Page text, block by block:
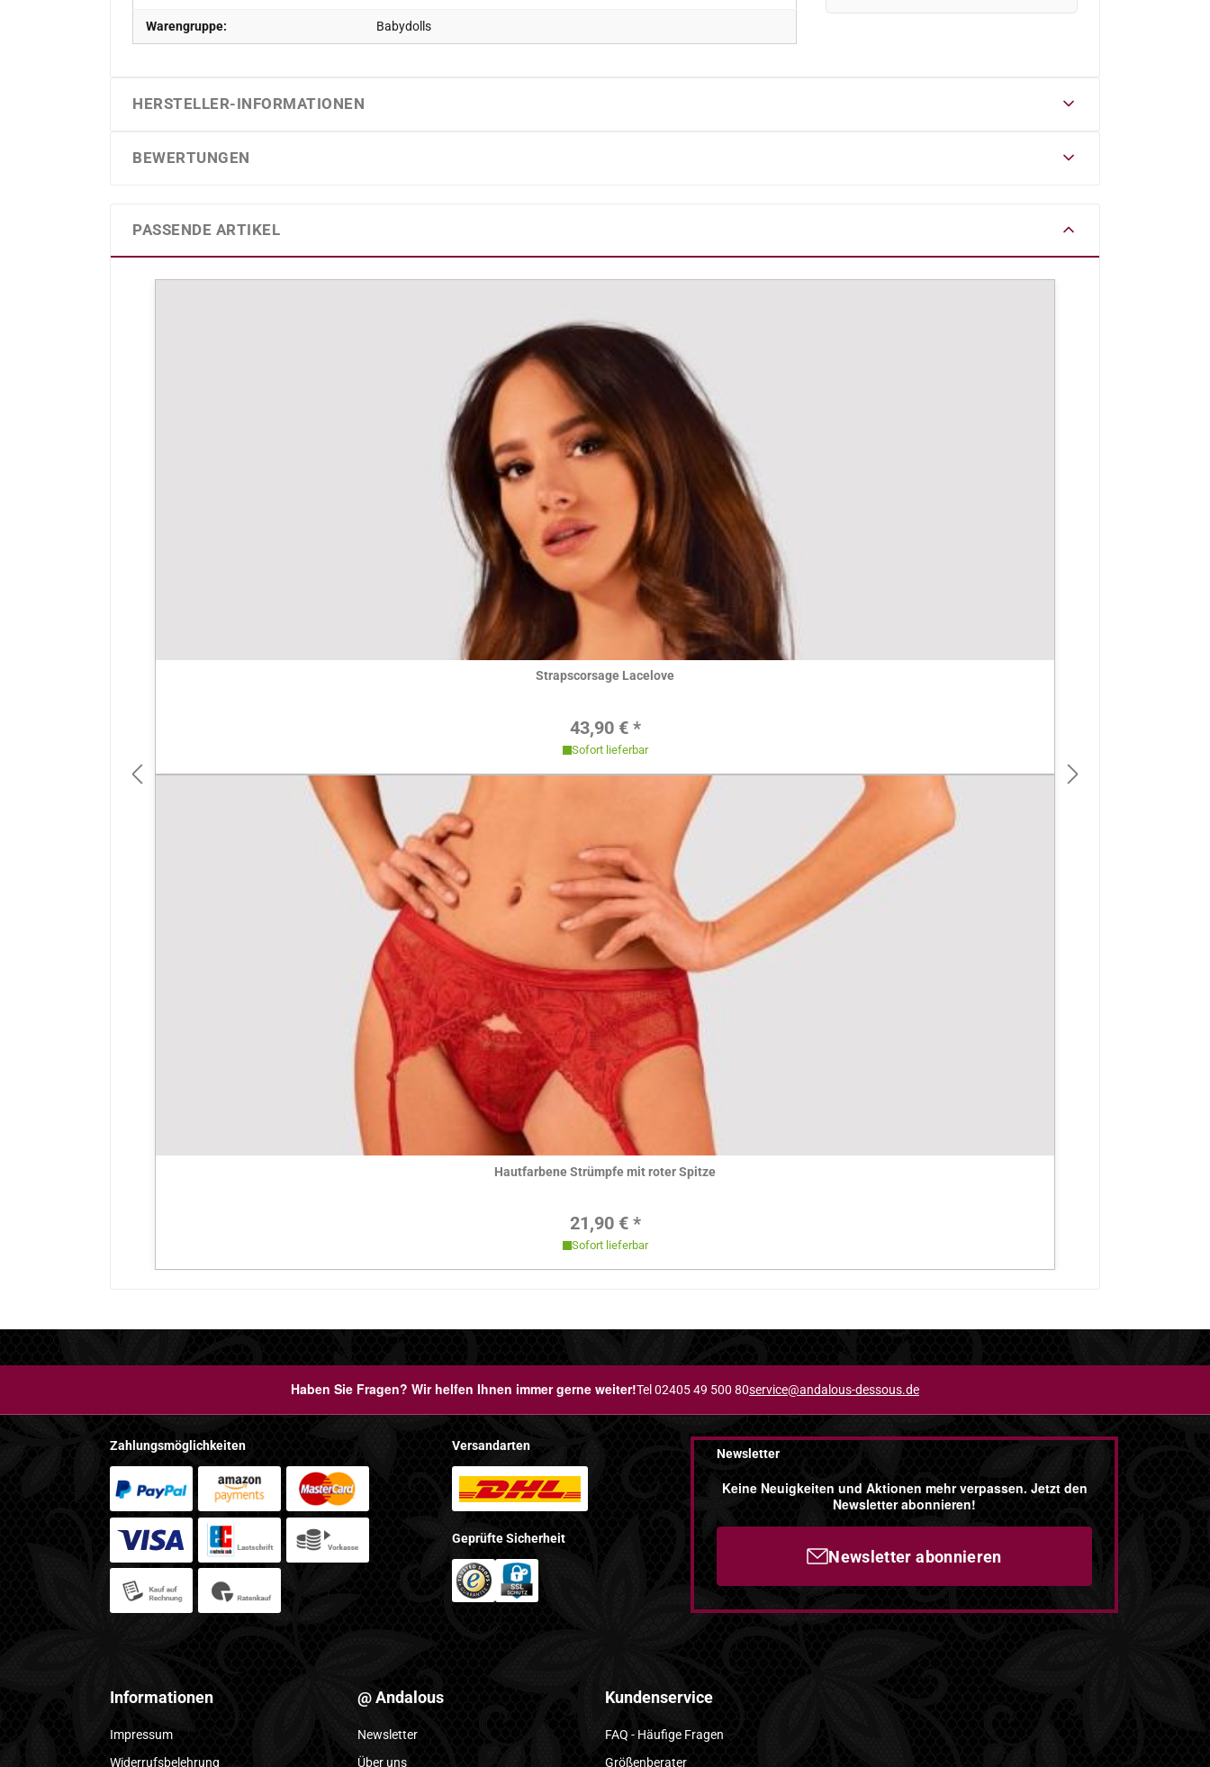
Warengruppe: Babydolls
HERSTELLER-INFORMATIONEN
BEWERTUNGEN
PASSENDE ARTIKEL
Hier ansehen
Strapscorsage Lacelove
Regulärer Preis:
43,90 € *
Sofort lieferbar
Hier ansehen
Hautfarbene Strümpfe mit roter Spitze
Regulärer Preis:
21,90 € *
Sofort lieferbar
Haben Sie Fragen? Wir helfen Ihnen immer gerne weiter!Tel 02405 49 500 80service@andalous-dessous.de
Zahlungsmöglichkeiten Versandarten
Geprüfte Sicherheit
Newsletter
Keine Neuigkeiten und Aktionen mehr verpassen. Jetzt den
Newsletter abonnieren!
Newsletter abonnieren
Informationen
Impressum
Widerrufsbelehrung
@ Andalous
Newsletter
Über uns
Kundenservice
FAQ - Häufige Fragen
Größenberater